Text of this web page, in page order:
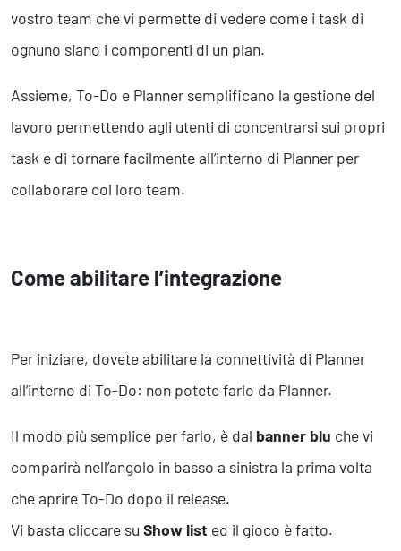
vostro team che vi permette di vedere come i task di
ognuno siano i componenti di un plan.
Assieme, To-Do e Planner semplificano la gestione del
lavoro permettendo agli utenti di concentrarsi sui propri
task e di tornare facilmente all’interno di Planner per
collaborare col loro team.
Come abilitare l’integrazione
Per iniziare, dovete abilitare la connettività di Planner
all’interno di To-Do: non potete farlo da Planner.
Il modo più semplice per farlo, è dal banner blu che vi
comparirà nell’angolo in basso a sinistra la prima volta
che aprire To-Do dopo il release.
Vi basta cliccare su Show list ed il gioco è fatto.